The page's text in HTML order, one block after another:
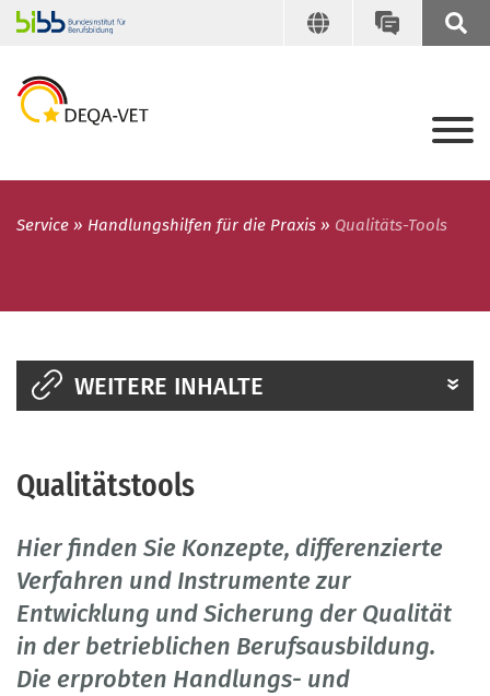
Service Handlungshilfen für die Praxis Qualitäts-Tools
WEITERE INHALTE
Qualitätstools
Hier finden Sie Konzepte, differenzierte
Verfahren und Instrumente zur
Entwicklung und Sicherung der Qualität
in der betrieblichen Berufsausbildung.
Die erprobten Handlungs- und